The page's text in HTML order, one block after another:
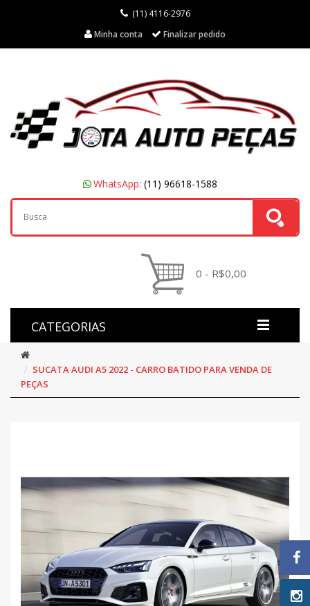
(11) 4116-2976
Minha conta
Finalizar pedido
WhatsApp: (11) 96618-1588
0 - R$0,00
CATEGORIAS
SUCATA AUDI A5 2022 - CARRO BATIDO PARA VENDA DE
PEÇAS